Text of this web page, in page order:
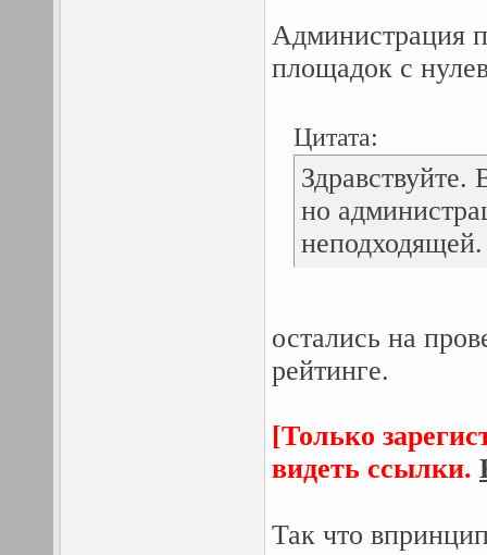
Администрация
площадок с
Цитата:
но
неподходящей.
остались на
рейтинге.
[Только
видеть ссылки.
Так что